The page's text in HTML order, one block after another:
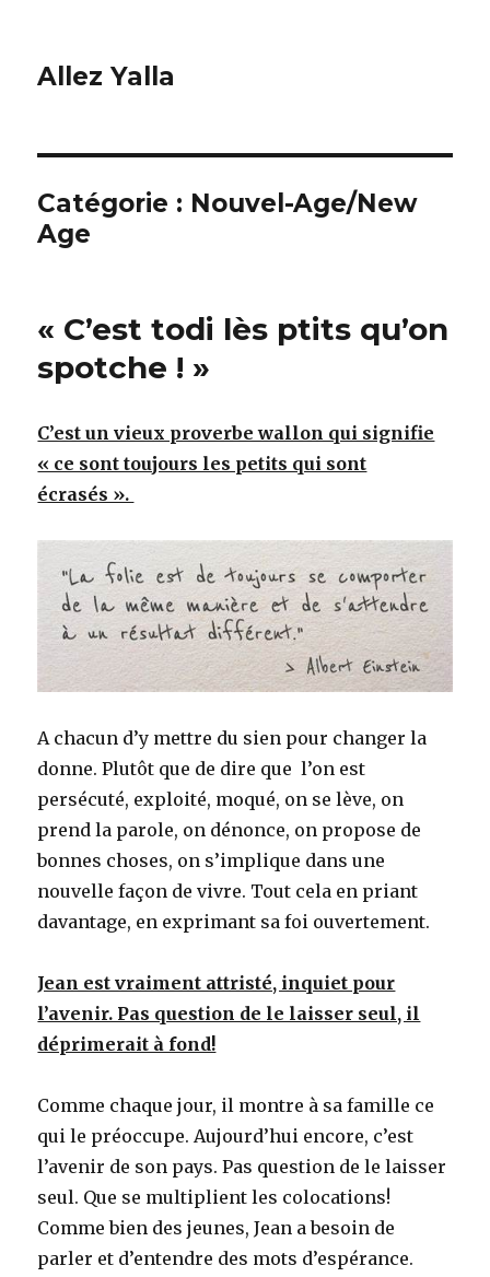
Allez Yalla
Catégorie : Nouvel-Age/New
Age
« C’est todi lès ptits qu’on
spotche ! »
C’est un vieux proverbe wallon qui signifie
« ce sont toujours les petits qui sont
écrasés ».
A chacun d’y mettre du sien pour changer la
donne. Plutôt que de dire que l’on est
persécuté, exploité, moqué, on se lève, on
prend la parole, on dénonce, on propose de
bonnes choses, on s’implique dans une
nouvelle façon de vivre. Tout cela en priant
davantage, en exprimant sa foi ouvertement.
Jean est vraiment attristé, inquiet pour
l’avenir. Pas question de le laisser seul, il
déprimerait à fond!
Comme chaque jour, il montre à sa famille ce
qui le préoccupe. Aujourd’hui encore, c’est
l’avenir de son pays. Pas question de le laisser
seul. Que se multiplient les colocations!
Comme bien des jeunes, Jean a besoin de
parler et d’entendre des mots d’espérance.